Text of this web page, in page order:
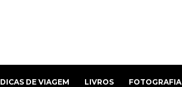
DICAS DE VIAGEM LIVROS FOTOGRAFIA